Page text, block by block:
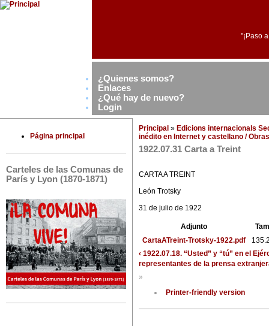
"¡Paso
¿Quienes somos?
Enlaces
¿Qué hay de nuevo?
Login
Página principal
Carteles de las Comunas de
París y Lyon (1870-1871)
Principal » Edicions internacionals
inédito en Internet y castellano /
1922.07.31 Carta a Treint
CARTA A TREINT
León Trotsky
31 de julio de 1922
Adjunto
CartaATreint-Trotsky-1922.pdf
‹ 1922.07.18. “Usted” y “tú” en el
representantes de la prensa
»
Printer-friendly version